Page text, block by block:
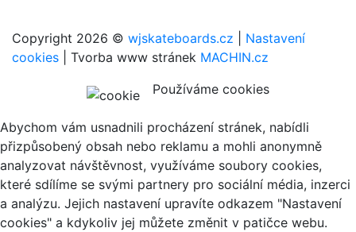
Copyright 2026 © wjskateboards.cz
Nastavení
cookies | Tvorba www stránek MACHIN.cz
Používáme cookies
Abychom vám usnadnili procházení stránek, nabídli
přizpůsobený obsah nebo reklamu a mohli anonymně
analyzovat návštěvnost, využíváme soubory cookies,
které sdílíme se svými partnery pro sociální média, inzerci
a analýzu. Jejich nastavení upravíte odkazem "Nastavení
cookies" a kdykoliv jej můžete změnit v patičce webu.